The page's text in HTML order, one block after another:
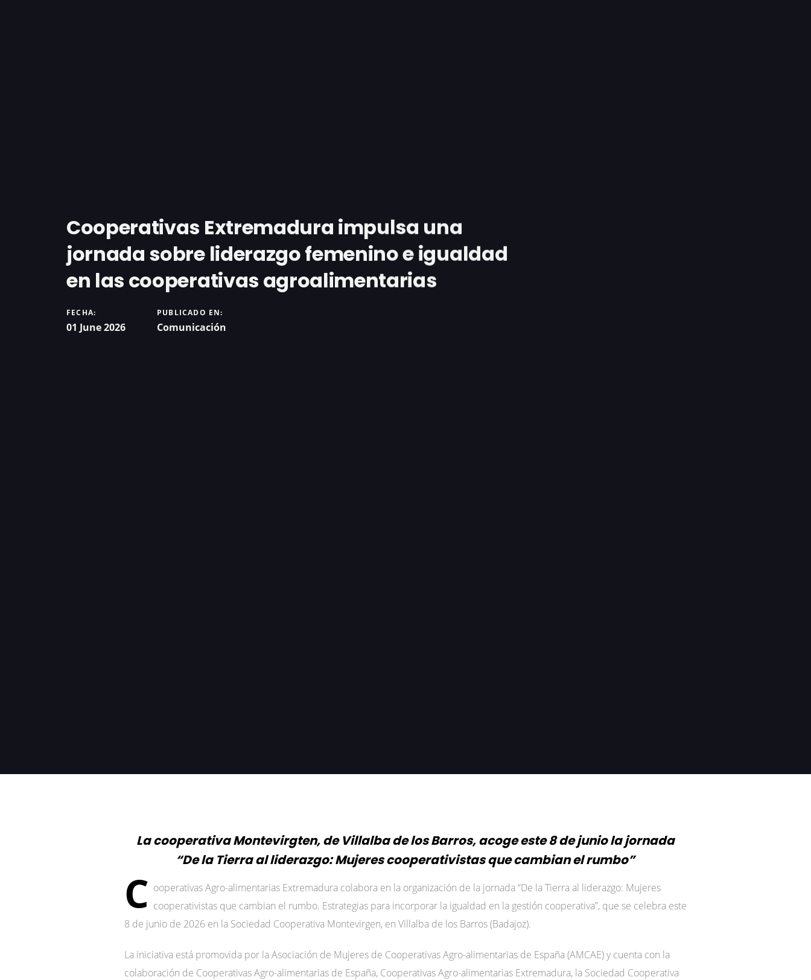
Cooperativas Extremadura impulsa una
jornada sobre liderazgo femenino e igualdad
en las cooperativas agroalimentarias
FECHA:
01 June 2026
PUBLICADO EN:
Comunicación
La cooperativa Montevirgten, de Villalba de los Barros, acoge este 8 de junio la jornada
“De la Tierra al liderazgo: Mujeres cooperativistas que cambian el rumbo”
C ooperativas Agro-alimentarias Extremadura colabora en la organización de la jornada “De la Tierra al liderazgo: Mujeres
cooperativistas que cambian el rumbo. Estrategias para incorporar la igualdad en la gestión cooperativa”, que se celebra este
8 de junio de 2026 en la Sociedad Cooperativa Montevirgen, en Villalba de los Barros (Badajoz).
La iniciativa está promovida por la Asociación de Mujeres de Cooperativas Agro-alimentarias de España (AMCAE) y cuenta con la
colaboración de Cooperativas Agro-alimentarias de España, Cooperativas Agro-alimentarias Extremadura, la Sociedad Cooperativa